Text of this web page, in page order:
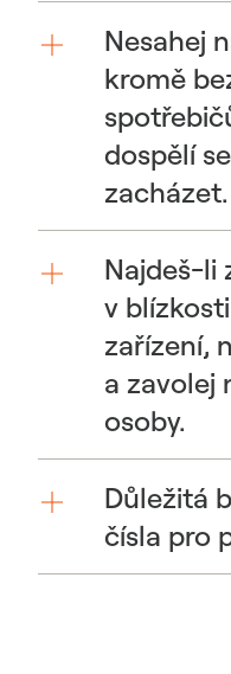
Nesahej
kromě
dospělí
zacházet.
Najdeš-li
v
zařízení,
a zavolej
osoby.
Důležitá
čísla pro